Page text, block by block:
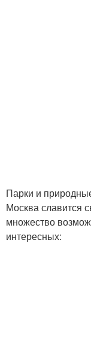
Парки и
Москва славится
множество
интересных: